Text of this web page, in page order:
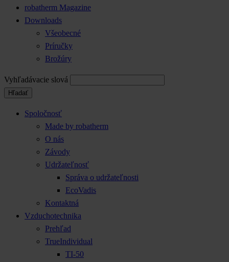
robatherm Magazine
Downloads
Všeobecné
Príručky
Brožúry
Vyhľadávacie slová
Hľadať
Spoločnosť
Made by robatherm
O nás
Závody
Udržateľnosť
Správa o udržateľnosti
EcoVadis
Kontaktná
Vzduchotechnika
Prehľad
TrueIndividual
TI-50